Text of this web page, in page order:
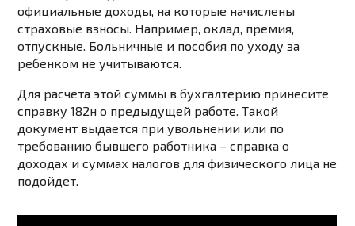
официальные доходы, на которые начислены
страховые взносы. Например, оклад, премия,
отпускные. Больничные и пособия по уходу за
ребенком не учитываются.
Для расчета этой суммы в бухгалтерию принесите
справку 182н о предыдущей работе. Такой
документ выдается при увольнении или по
требованию бывшего работника – справка о
доходах и суммах налогов для физического лица не
подойдет.